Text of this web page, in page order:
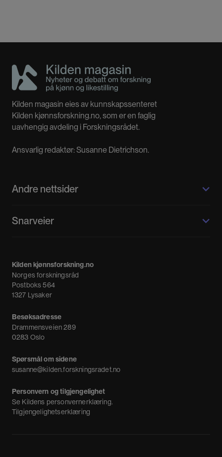
lhbti-personer er under planlegging.
Kilden magasin eies av kunnskapssenteret
Kilden kjønnsforskning.no, som er en faglig
uavhengig avdeling i Forskningsrådet.
Ansvarlig redaktør: Susanne Dietrichson.
Andre nettsider
Kvinnehistorie.no
Snarveier
Nyheter
Nyhetsbrev
Kilden kjønnsforskning.no
Norges forskningsråd
Postboks 564
1327 Lysaker
Besøksadresse
Drammensveien 289
0283 Oslo
Spørsmål om sidene
susanne@kilden.forskningsradet.no
Personvern og tilgjengelighet
Se Kildens personvernerklæring.
Tilgjengelighetserklæring